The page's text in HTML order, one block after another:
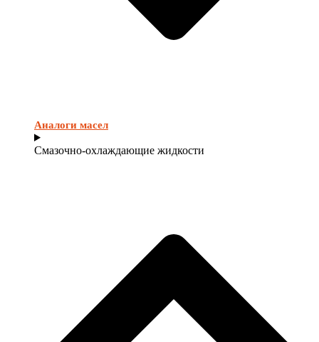
Аналоги масел
Смазочно-охлаждающие жидкости